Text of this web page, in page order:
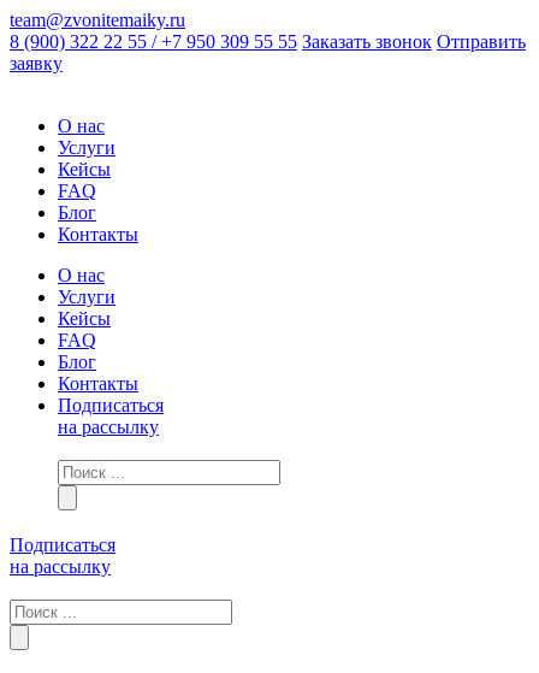
team@zvonitemaiky.ru
8 (900) 322 22 55 / +7 950 309 55 55 Заказать звонок Отправить
заявку
О нас
Услуги
Кейсы
FAQ
Блог
Контакты
О нас
Услуги
Кейсы
FAQ
Блог
Контакты
Подписаться
на рассылку
Подписаться
на рассылку